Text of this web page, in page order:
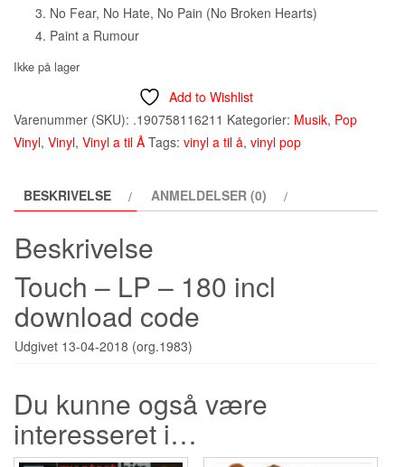
No Fear, No Hate, No Pain (No Broken Hearts)
Paint a Rumour
Ikke på lager
Add to Wishlist
Varenummer (SKU): .190758116211 Kategorier: Musik, Pop
Vinyl, Vinyl, Vinyl a til Å Tags: vinyl a til å, vinyl pop
BESKRIVELSE ANMELDELSER (0)
Beskrivelse
Touch – LP – 180 incl
download code
Udgivet 13-04-2018 (org.1983)
Du kunne også være
interesseret i…